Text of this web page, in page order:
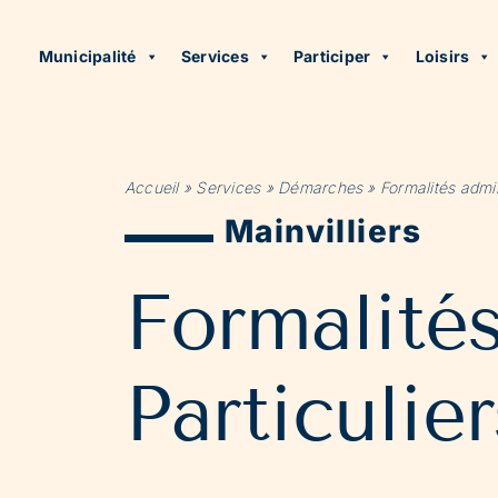
Municipalité Services Participer Loisirs
Accueil» Services» Démarches» Formalités
Mainvilliers